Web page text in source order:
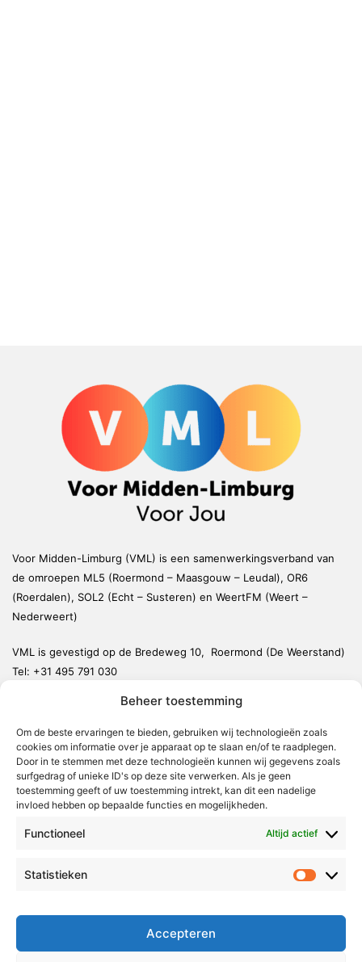
Beheer toestemming
Om de beste ervaringen te bieden, gebruiken wij technologieën zoals
cookies om informatie over je apparaat op te slaan en/of te raadplegen.
Door in te stemmen met deze technologieën kunnen wij gegevens zoals
surfgedrag of unieke ID's op deze site verwerken. Als je geen
toestemming geeft of uw toestemming intrekt, kan dit een nadelige
invloed hebben op bepaalde functies en mogelijkheden.
Functioneel Altijd actief
Statistieken
Accepteren
Voor Midden-Limburg (VML) is een samenwerkingsverband van
de omroepen ML5 (Roermond – Maasgouw – Leudal), OR6
(Roerdalen), SOL2 (Echt – Susteren) en WeertFM (Weert –
Nederweert)
VML is gevestigd op de Bredeweg 10, Roermond (De Weerstand)
Tel: +31 495 791 030
Weert
Nederweert
Leudal
Maasgouw
Echt-Susteren
Roermond
Radio & TV